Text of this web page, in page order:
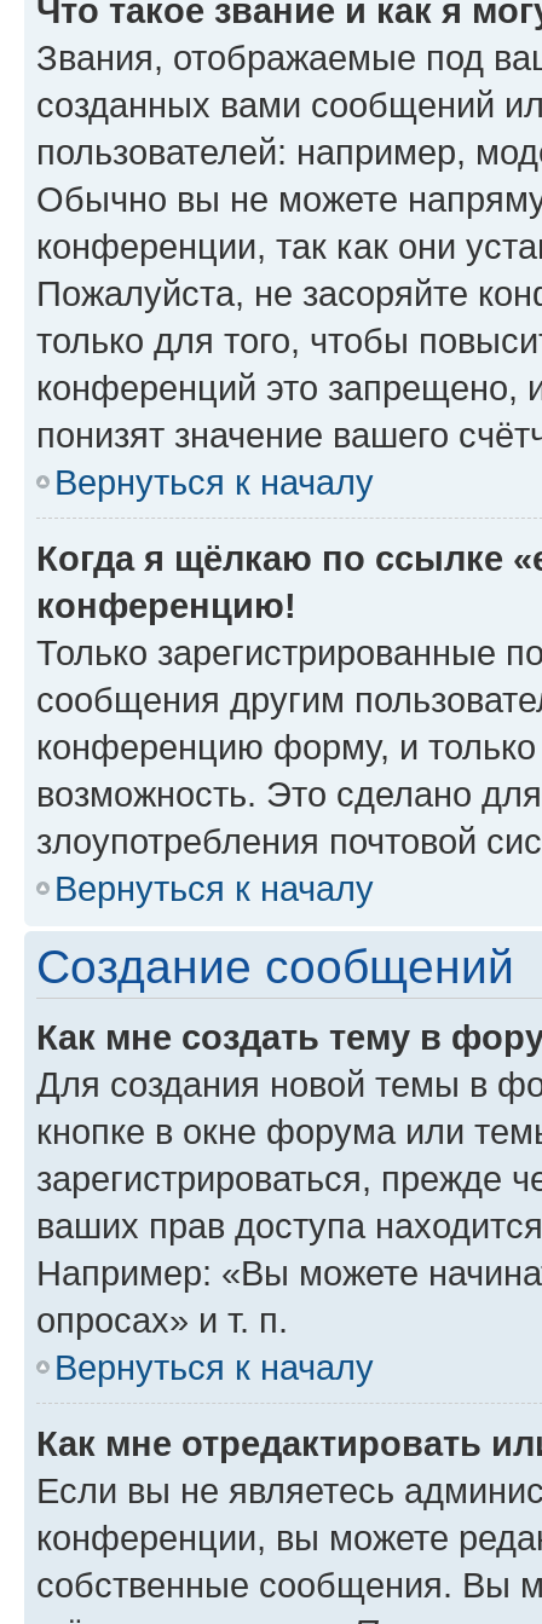
Что такое звание и как я
Звания, отображаемые под
созданных вами сообщений
пользователей: например,
Обычно вы не можете
конференции, так как они
Пожалуйста, не засоряйте
только для того, чтобы
конференций это запрещено,
понизят значение вашего
Вернуться к началу
Когда я щёлкаю по ссылке
конференцию!
Только зарегистрированные
сообщения другим
конференцию форму, и
возможность. Это сделано
злоупотребления почтовой
Вернуться к началу
Создание сообщений
Как мне создать тему в
Для создания новой темы в
кнопке в окне форума или
зарегистрироваться, прежде
ваших прав доступа
Например: «Вы можете
опросах» и т. п.
Вернуться к началу
Как мне отредактировать
Если вы не являетесь
конференции, вы можете
собственные сообщения. Вы